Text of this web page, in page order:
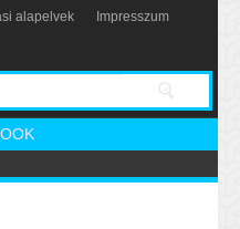
alapelvek Impresszum